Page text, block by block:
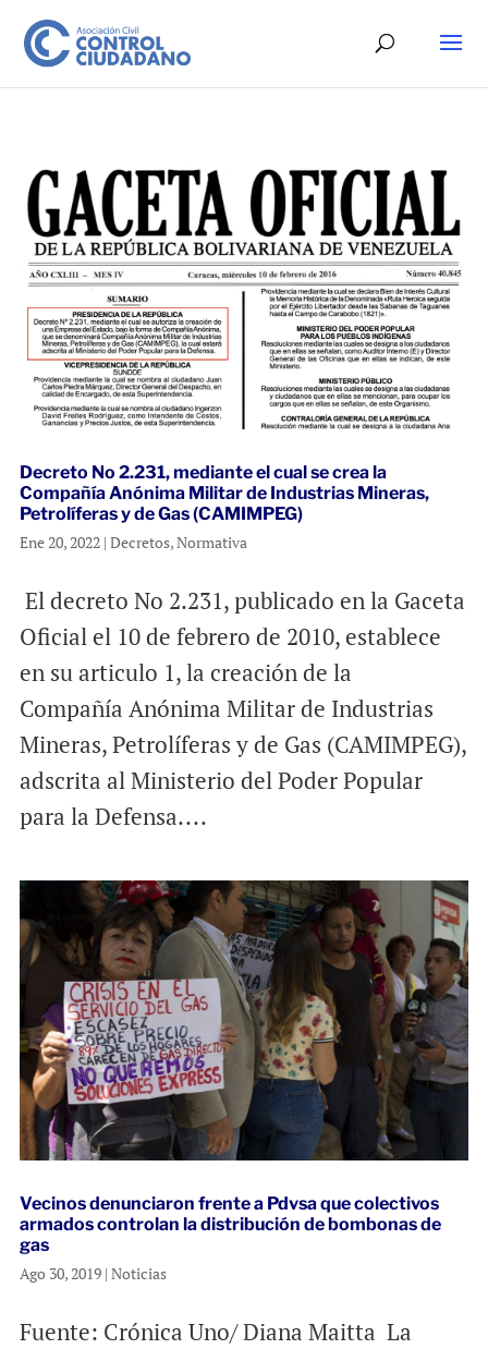
Decreto No 2.231, mediante el cual se crea la
Compañía Anónima Militar de Industrias Mineras,
Petrolíferas y de Gas (CAMIMPEG)
Ene 20, 2022| Decretos,Normativa
El decreto No 2.231, publicado en la Gaceta
Oficial el 10 de febrero de 2010, establece
en su articulo 1, la creación de la
Compañía Anónima Militar de Industrias
Mineras, Petrolíferas y de Gas (CAMIMPEG),
adscrita al Ministerio del Poder Popular
para la Defensa....
Vecinos denunciaron frente a Pdvsa que colectivos
armados controlan la distribución de bombonas de
gas
Ago 30, 2019| Noticias
Fuente: Crónica Uno/ Diana Maitta La